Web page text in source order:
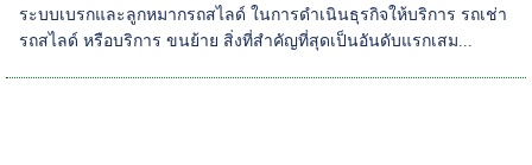
ระบบเบรกและลูกหมากรถสไลด์ ในการดำเนินธุรกิจให้บริการ รถเช่า
รถสไลด์ หรือบริการ ขนย้าย สิ่งที่สำคัญที่สุดเป็นอันดับแรกเสม...